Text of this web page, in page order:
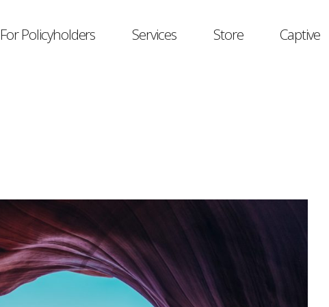
For Policyholders Services Store Captive